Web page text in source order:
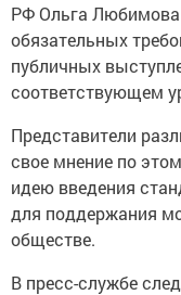
РФ Ольга Любимова
обязательных
публичных
соответствующем
Представители
свое мнение по
идею введения
для поддержания
обществе.
В пресс-службе